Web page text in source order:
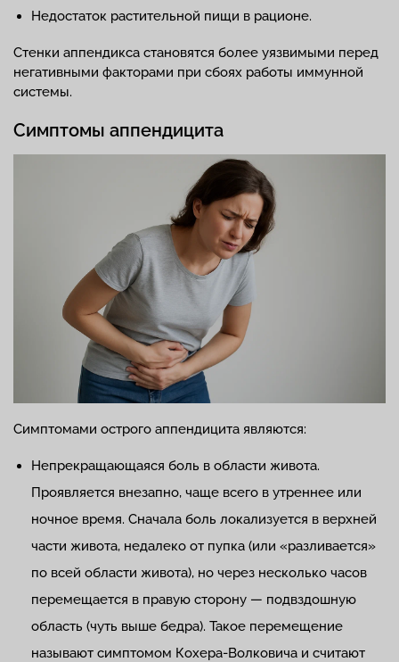
Недостаток растительной пищи в рационе.
Стенки аппендикса становятся более уязвимыми перед
негативными факторами при сбоях работы иммунной
системы.
Симптомы аппендицита
Симптомами острого аппендицита являются:
Непрекращающаяся боль в области живота.
Проявляется внезапно, чаще всего в утреннее или
ночное время. Сначала боль локализуется в верхней
части живота, недалеко от пупка (или «разливается»
по всей области живота), но через несколько часов
перемещается в правую сторону — подвздошную
область (чуть выше бедра). Такое перемещение
называют симптомом Кохера-Волковича и считают